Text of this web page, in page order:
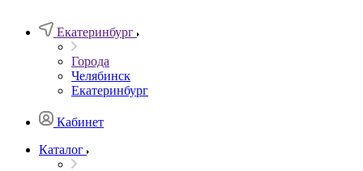
Екатеринбург
Города
Челябинск
Екатеринбург
Кабинет
Каталог